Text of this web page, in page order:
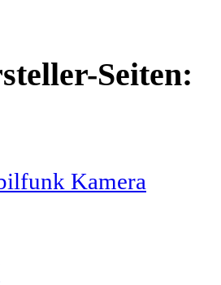
Seiten:
Kamera